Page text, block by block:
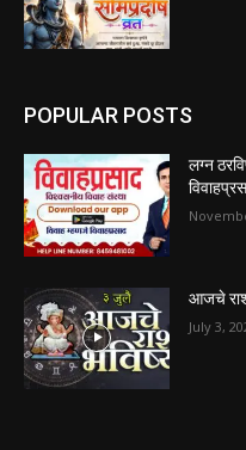
POPULAR POSTS
लग्न
आजचे
July 3,